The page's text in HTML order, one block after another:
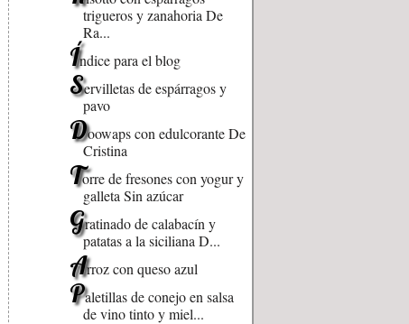
trigueros y zanahoria De
Ra...
Índice para el blog
Servilletas de espárragos y
pavo
Doowaps con edulcorante De
Cristina
Torre de fresones con yogur y
galleta Sin azúcar
Gratinado de calabacín y
patatas a la siciliana D...
Arroz con queso azul
Paletillas de conejo en salsa
de vino tinto y miel...